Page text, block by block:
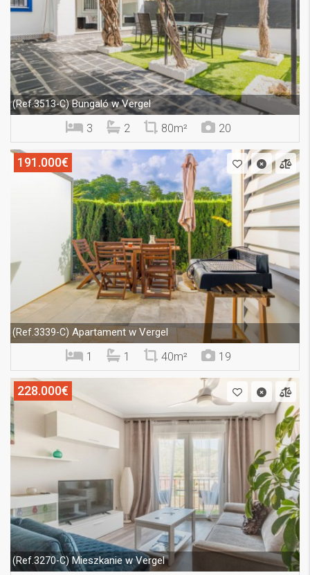
(Ref.3513-C)Bungaló w Vergel
3 2 80m² 20
191.000€
(Ref.3339-C) Apartament w Vergel
1 1 40m² 19
228.000€
(Ref.3270-C) Mieszkanie w Vergel